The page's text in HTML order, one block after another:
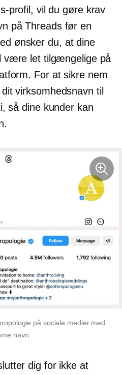
profil, vil du gøre krav
på Threads før en
ønsker du, at dine
være let tilgængelige på
For at sikre nem
virksomhedsnavn til
så dine kunder kan
på sociale medier med
navn
dig for ikke at